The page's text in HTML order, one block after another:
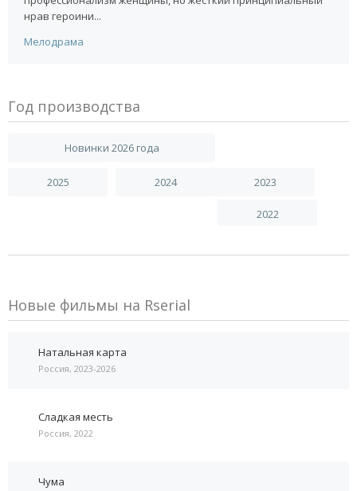
нрав героини...
Мелодрама
Год производства
Новинки 2026 года
2025 2024 2023
2022
Новые фильмы на Rserial
Натальная карта
Россия, 2023-2026
Сладкая месть
Россия, 2022
Чума